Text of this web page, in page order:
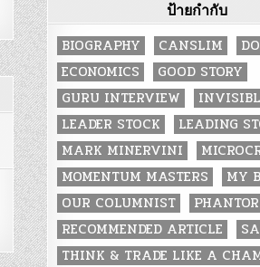
ป้ายกำกับ
BIOGRAPHY CANSLIM
ECONOMICS
GOOD STORY
GURU INTERVIEW
LEADER STOCK
LEADING
MARK MINERVINI
MOMENTUM MASTERS
MY
OUR COLUMNIST
RECOMMENDED ARTICLE
THINK & TRADE LIKE A